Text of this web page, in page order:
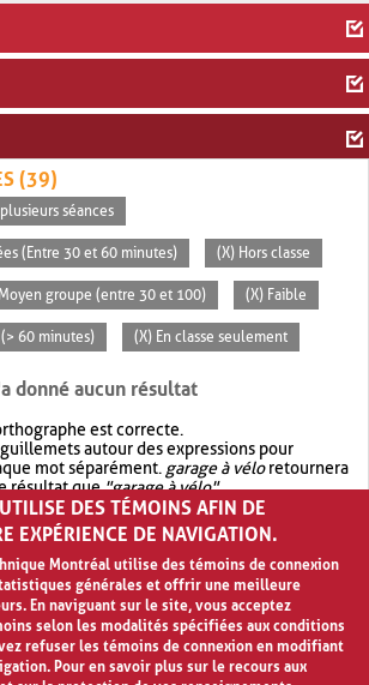
(39)
séances
(Entre 30 et 60 minutes) (X) Hors classe
groupe (entre 30 et 100) (X) Faible
60 minutes) (X) En classe seulement
donné aucun résultat
est correcte.
autour des expressions pour
mot séparément. garage à véloretournera
résultat que"garage à vélo".
votre recherche avec OR.garage OR vélo
plus de résultat quegarage à vélo
DES TÉMOINS AFIN DE
EXPÉRIENCE DE NAVIGATION.
Montréal utilise des témoins de connexion
générales et offrir une meilleure
En naviguant sur le site, vous acceptez
selon les modalités spécifiées aux conditions
refuser les témoins de connexion en modifiant
Pour en savoir plus sur le recours aux